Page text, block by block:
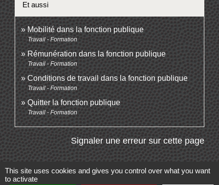
Et aussi
Mobilité dans la fonction publique
Travail - Formation
Rémunération dans la fonction publique
Travail - Formation
Conditions de travail dans la fonction publique
Travail - Formation
Quitter la fonction publique
Travail - Formation
Signaler une erreur sur cette page
This site uses cookies and gives you control over what you want
to activate